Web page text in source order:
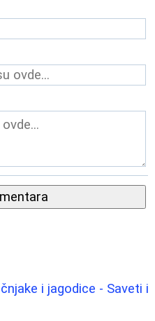
i jagodice - Saveti i